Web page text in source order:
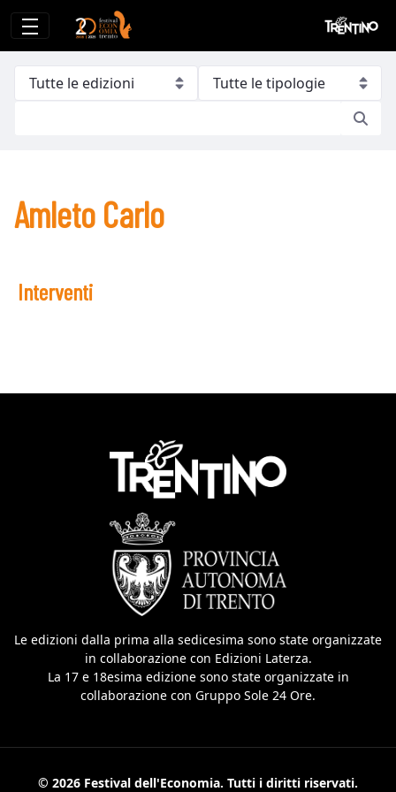
Amleto Carlo
Amleto Carlo
Interventi
Le edizioni dalla prima alla sedicesima sono state organizzate
in collaborazione con Edizioni Laterza.
La 17 e 18esima edizione sono state organizzate in
collaborazione con Gruppo Sole 24 Ore.
© 2026 Festival dell'Economia. Tutti i diritti riservati.